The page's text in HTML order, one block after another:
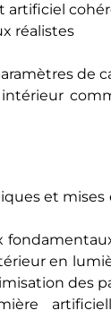
artificiel
réalistes
de
et mises
en
des